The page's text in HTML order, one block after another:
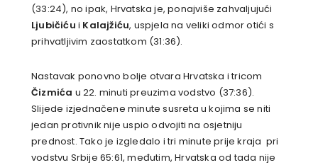
(33:24), no ipak, Hrvatska je, ponajviše zahvaljujući
Ljubičiću i Kalajžiću, uspjela na veliki odmor otići s
prihvatljivim zaostatkom (31:36).
Nastavak ponovno bolje otvara Hrvatska i tricom
Čizmića u 22. minuti preuzima vodstvo (37:36).
Slijede izjednačene minute susreta u kojima se niti
jedan protivnik nije uspio odvojiti na osjetniju
prednost. Tako je izgledalo i tri minute prije kraja pri
vodstvu Srbije 65:61, međutim, Hrvatska od tada nije